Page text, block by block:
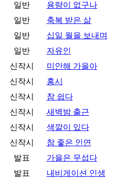
일반
용량이 없구나
일반
축복 받은 삶
일반
십일 월을 보내며
일반
자유인
신작시
미안해 가을아
신작시
홍시
신작시
참 쉽다
신작시
새벽밤 출근
신작시
색깔이 있다
신작시
참 좋은 인연
발표
가을은 무섭다
발표
내비게이션 인생